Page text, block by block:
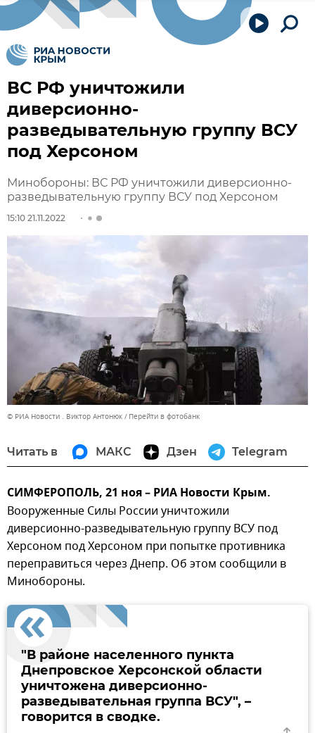
ВС РФ уничтожили
диверсионно-
разведывательную группу ВСУ
под Херсоном
Минобороны: ВС РФ уничтожили диверсионно-
разведывательную группу ВСУ под Херсоном
15:10 21.11.2022
© РИА Новости . Виктор Антонюк Перейти в фотобанк
Читать в МАКС Дзен Telegram
СИМФЕРОПОЛЬ, 21 ноя – РИА Новости Крым.
Вооруженные Силы России уничтожили
диверсионно-разведывательную группу ВСУ под
Херсоном под Херсоном при попытке противника
переправиться через Днепр. Об этом сообщили в
Минобороны.
"В районе населенного пункта
Днепровское Херсонской области
уничтожена диверсионно-
разведывательная группа ВСУ", –
говорится в сводке.